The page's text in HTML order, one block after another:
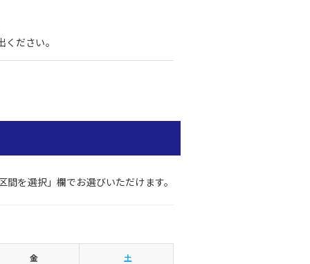
ださい。
を選択」欄でお選びいただけます。
金 土